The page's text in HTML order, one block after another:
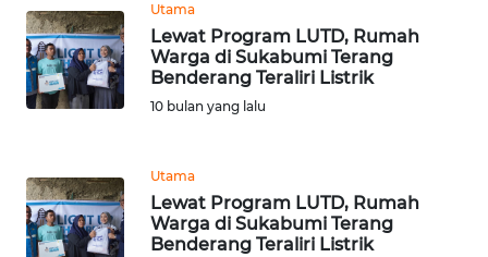
Utama
Lewat Program LUTD, Rumah
Warga di Sukabumi Terang
Benderang Teraliri Listrik
10 bulan yang lalu
Utama
Lewat Program LUTD, Rumah
Warga di Sukabumi Terang
Benderang Teraliri Listrik
SUMEDANG
WN
CIANJUR
KEPULAUAN
SERIBU